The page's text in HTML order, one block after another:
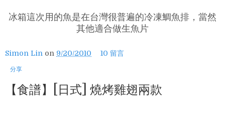
冰箱這次用的魚是在台灣很普遍的冷凍鯛魚排，當然
其他適合做生魚片
Simon Lin on 9/20/2010 10 留言
分享
【食譜】[日式] 燒烤雞翅兩款